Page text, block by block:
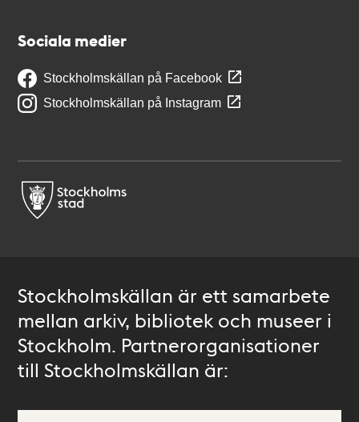
Sociala medier
Stockholmskällan på Facebook
Stockholmskällan på Instagram
Stockholmskällan är ett samarbete
mellan arkiv, bibliotek och museer i
Stockholm. Partnerorganisationer
till Stockholmskällan är: